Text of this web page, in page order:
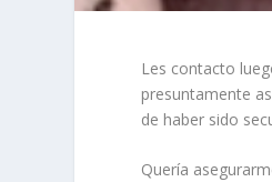
Les contacto
presuntamente
de haber sido
Quería